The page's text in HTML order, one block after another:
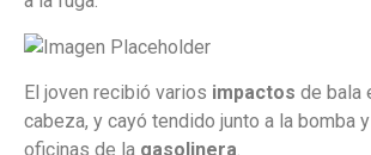
El joven recibió varios impactos de bala
cabeza, y cayó tendido junto a la bomba
oficinas de la gasolinera.